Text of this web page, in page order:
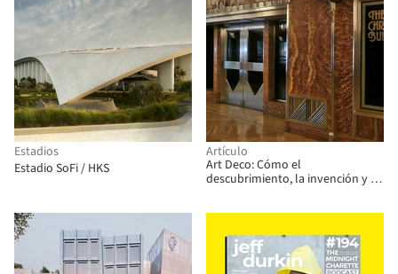
Estadios
Estadio SoFi / HKS
Artículo
Art Deco: Cómo el
descubrimiento, la invención y la